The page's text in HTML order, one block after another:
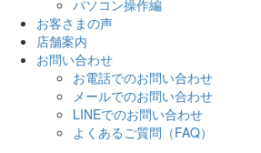
パソコン操作編
お客さまの声
店舗案内
お問い合わせ
お電話でのお問い合わせ
メールでのお問い合わせ
LINEでのお問い合わせ
よくあるご質問（FAQ）